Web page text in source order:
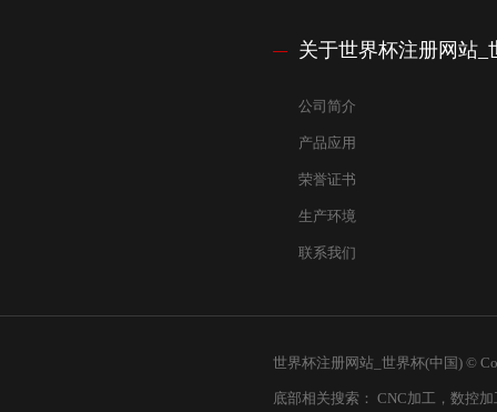
关于世界杯注册网站_
公司简介
产品应用
荣誉证书
生产环境
联系我们
世界杯注册网站_世界杯(中国) ©
底部相关搜索： CNC加工 ， 数控加